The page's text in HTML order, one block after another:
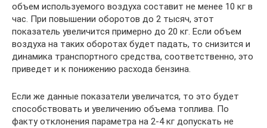
объем используемого воздуха составит не менее 10 кг в
час. При повышении оборотов до 2 тысяч, этот
показатель увеличится примерно до 20 кг. Если объем
воздуха на таких оборотах будет падать, то снизится и
динамика транспортного средства, соответственно, это
приведет и к понижению расхода бензина.
Если же данные показатели увеличатся, то это будет
способствовать и увеличению объема топлива. По
факту отклонения параметра на 2-4 кг допускать не